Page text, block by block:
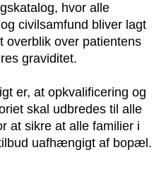
hvor alle
civilsamfund bliver lagt
overblik over patientens
graviditet.
er, at opkvalificering og
skal udbredes til alle
at sikre at alle familier i
uafhængigt af bopæl.